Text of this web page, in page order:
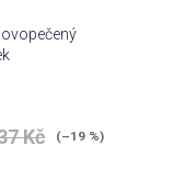
Kč (–19 %)